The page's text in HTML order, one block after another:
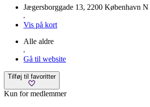
Jægersborggade 13, 2200 København N
Vis på kort
Alle aldre
Gå til website
Tilføj til favoritter
Kun for medlemmer